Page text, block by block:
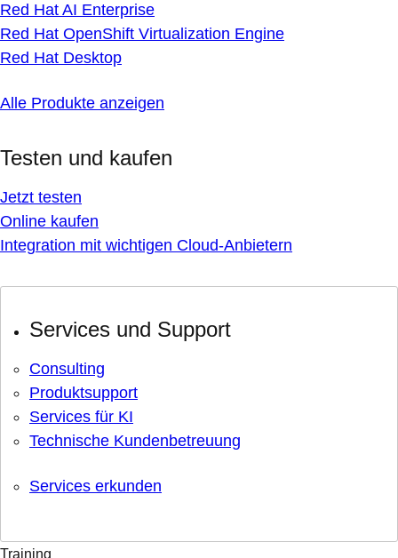
Red Hat AI Enterprise
Red Hat OpenShift Virtualization Engine
Red Hat Desktop
Alle Produkte anzeigen
Testen und kaufen
Jetzt testen
Online kaufen
Integration mit wichtigen Cloud-Anbietern
Services und Support
Consulting
Produktsupport
Services für KI
Technische Kundenbetreuung
Services erkunden
Training